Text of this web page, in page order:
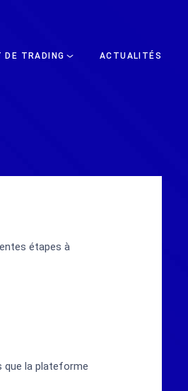
DE TRADING ACTUALITÉS
étapes à
que la plateforme